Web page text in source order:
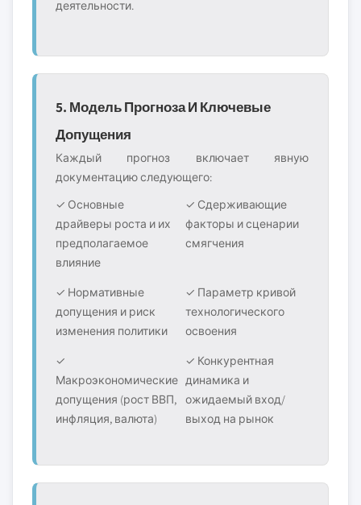
деятельности.
5. Модель Прогноза И Ключевые
Допущения
Каждый прогноз включает явную
документацию следующего:
✓ Основные
драйверы роста и их
предполагаемое
влияние
✓ Сдерживающие
факторы и сценарии
смягчения
✓ Нормативные
допущения и риск
изменения политики
✓ Параметр кривой
технологического
освоения
✓
Макроэкономические
допущения (рост ВВП,
инфляция, валюта)
✓ Конкурентная
динамика и
ожидаемый вход/
выход на рынок